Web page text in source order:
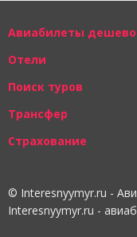
Авиабилеты дешево
Отели
Поиск туров
Трансфер
Страхование
© Interesnyymyr.ru -
Interesnyymyr.ru -